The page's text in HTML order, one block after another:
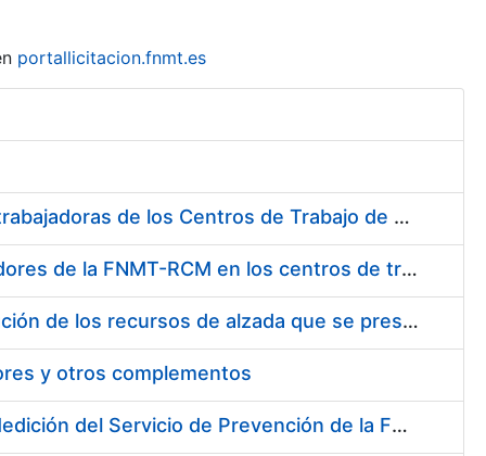
portallicitacion.fnmt.es
Suministro de Protectores Auditivos a medida para las personas trabajadoras de los Centros de Trabajo de Madrid y Burgos
Suministro de gafas graduadas antiproyecciones para los trabajadores de la FNMT-RCM en los centros de trabajo de Madrid y Burgos
Servicios de una empresa externa para el asesoramiento y resolución de los recursos de alzada que se presentan relacionados con procesos de selección para la FNMT-RCM
y otros complementos
Servicio de Calibración y Verificación Externa de los Equipos de Medición del Servicio de Prevención de la FNMT-RCM